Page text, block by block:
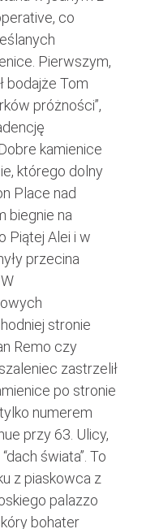
co
Pierwszym,
bodajże Tom
próżności”,
kamienice
którego dolny
Place nad
biegnie na
Piątej Alei i w
przecina
stronie
Remo czy
zastrzelił
po stronie
numerem
przy 63. Ulicy,
świata”. To
z piaskowca z
palazzo
bohater